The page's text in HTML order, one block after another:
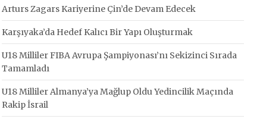
Arturs Zagars Kariyerine Çin’de Devam Edecek
Karşıyaka’da Hedef Kalıcı Bir Yapı Oluşturmak
U18 Milliler FIBA Avrupa Şampiyonası’nı Sekizinci Sırada
Tamamladı
U18 Milliler Almanya’ya Mağlup Oldu Yedincilik Maçında
Rakip İsrail